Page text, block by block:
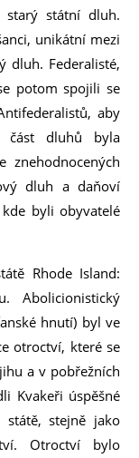
starý státní dluh.
unikátní mezi
dluh. Federalisté,
potom spojili se
aby
část dluhů byla
znehodnocených
dluh a daňoví
byli obyvatelé
Rhode Island:
Abolicionistický
hnutí) byl ve
otroctví, které se
a v pobřežních
Kvakeři úspěšné
stejně jako
Otroctví bylo